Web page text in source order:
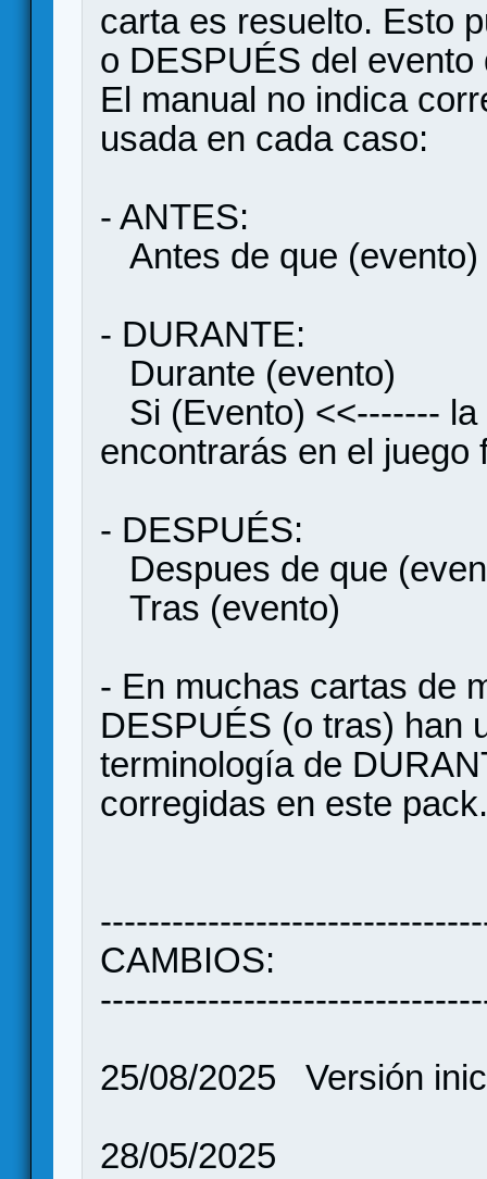
carta es resuelto. Esto
o DESPUÉS del evento
El manual no indica
usada en cada caso:
- ANTES:
Antes de que (evento)
- DURANTE:
Durante (evento)
Si (Evento) <<-------
encontrarás en el juego
- DESPUÉS:
Despues de que
Tras (evento)
- En muchas cartas de
DESPUÉS (o tras) han
terminología de
corregidas en este pack.
CAMBIOS:
25/08/2025 Versión
28/05/2025